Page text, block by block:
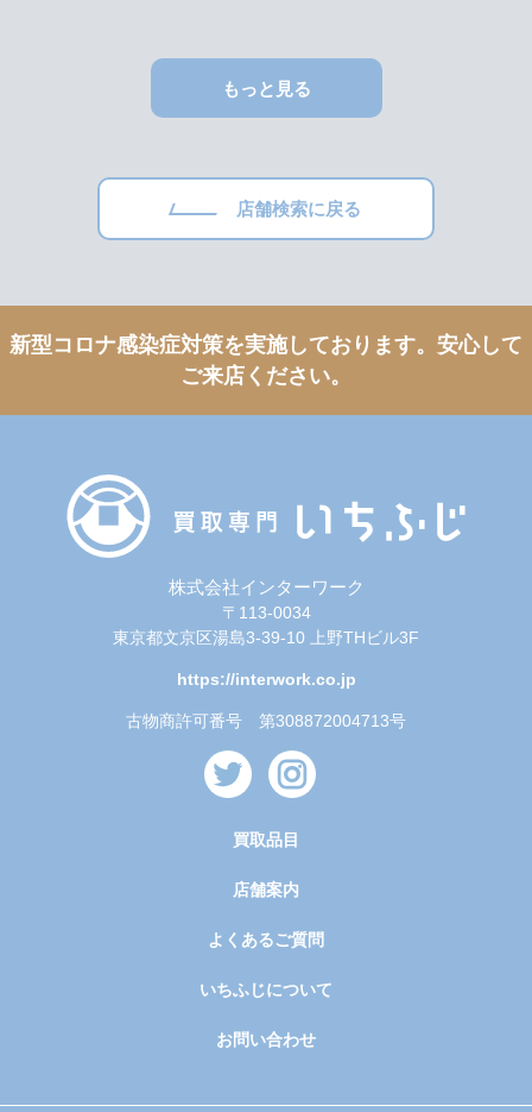
もっと見る
店舗検索に戻る
新型コロナ感染症対策を実施しております。 安心して
ご来店ください。
株式会社インターワーク
〒113-0034
東京都文京区湯島3-39-10 上野THビル3F
https://interwork.co.jp
古物商許可番号 第308872004713号
買取品目
店舗案内
よくあるご質問
いちふじについて
お問い合わせ